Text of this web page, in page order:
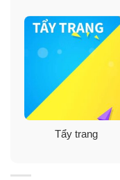
Công
DERLADIE
Hazel
Tẩy trang